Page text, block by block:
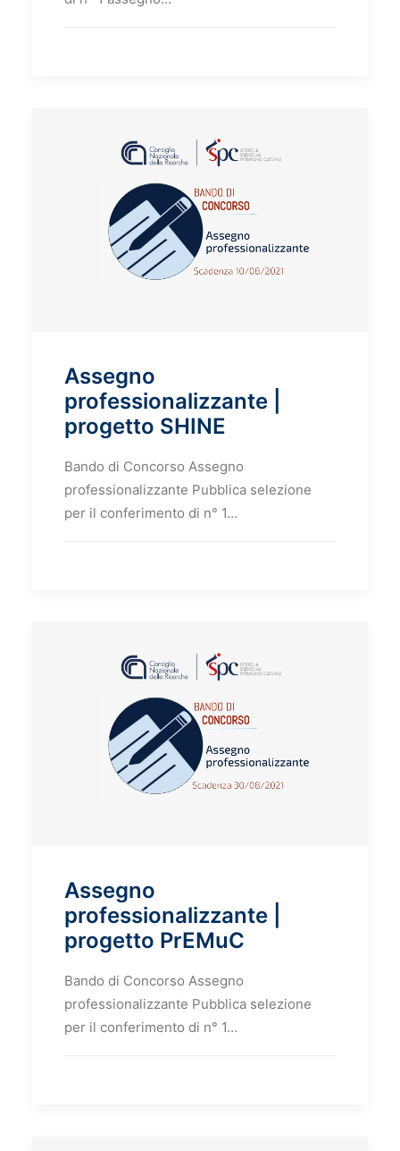
Assegno
professionalizzante |
progetto SHINE
Bando di Concorso Assegno
professionalizzante Pubblica selezione
per il conferimento di n° 1…
Assegno
professionalizzante |
progetto PrEMuC
Bando di Concorso Assegno
professionalizzante Pubblica selezione
per il conferimento di n° 1…